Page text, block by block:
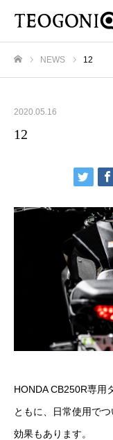
NEWS 12
2020.05.16
12
HONDA CB250R専用
ともに、日常使用で
効果もあります。